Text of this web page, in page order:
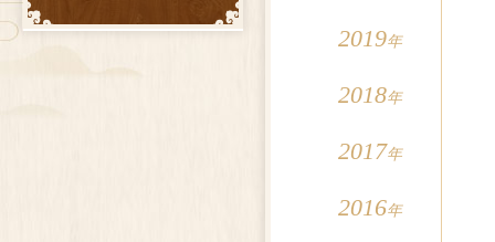
2019年
2018年
2017年
2016年